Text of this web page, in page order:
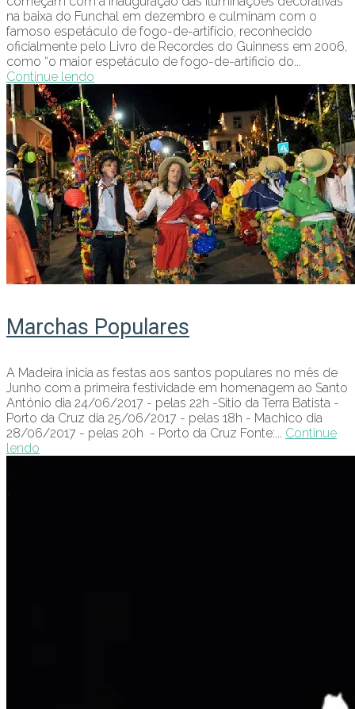
na baixa do Funchal em dezembro e culminam com o
famoso espetáculo de fogo-de-artifício, reconhecido
oficialmente pelo Livro de Recordes do Guinness em 2006,
como “o maior espetáculo de fogo-de-artificio do...
Continue lendo
Marchas Populares
A Madeira inicia as festas aos santos populares no mês de
Junho com a primeira festividade em homenagem ao Santo
António dia 24/06/2017 - pelas 22h -Sitio da Terra Batista -
Porto da Cruz dia 25/06/2017 - pelas 18h - Machico dia
28/06/2017 - pelas 20h - Porto da Cruz Fonte:... Continue
lendo